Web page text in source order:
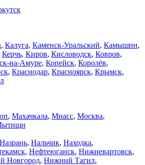
, Калуга, Каменск-Уральский, Камышин,
Керчь, Киров, Кисловодск, Ковров,
на-Амуре, Копейск, Королёв,
, Краснодар, Красноярск, Крымск,
, Махачкала, Миасс, Москва,
Назрань, Нальчик, Находка,
, Нефтеюганск, Нижневартовск,
Новгород, Нижний Тагил,